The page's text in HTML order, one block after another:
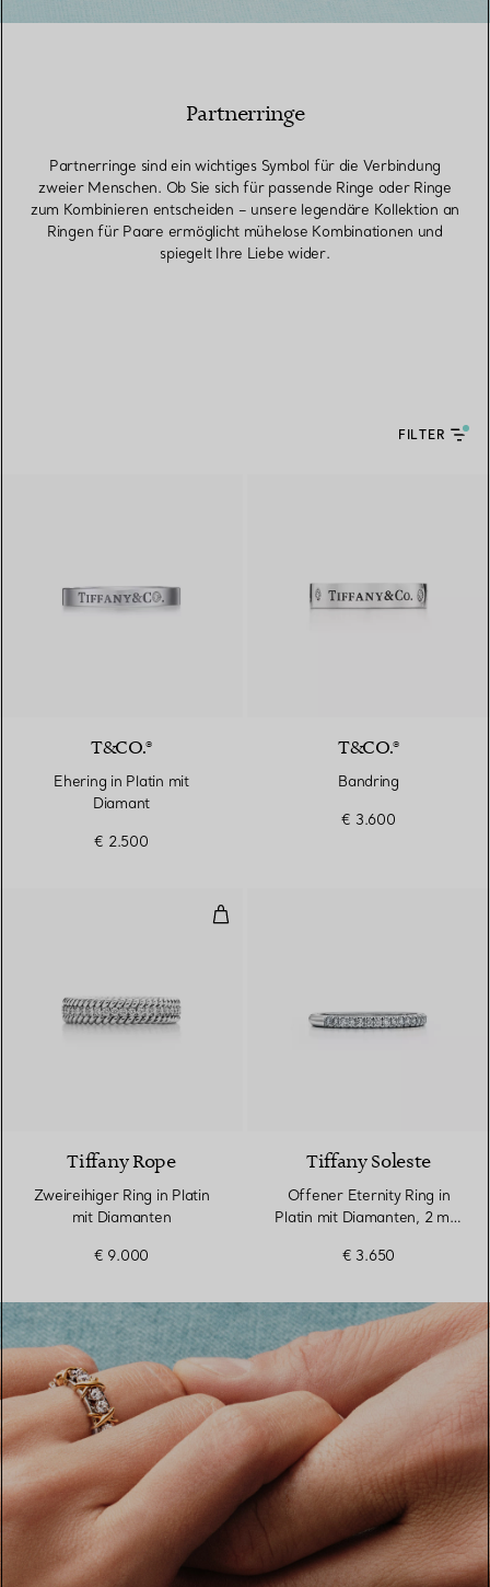
Partnerringe
Partnerringe sind ein wichtiges Symbol für die Verbindung
zweier Menschen. Ob Sie sich für passende Ringe oder Ringe
zum Kombinieren entscheiden – unsere legendäre Kollektion an
Ringen für Paare ermöglicht mühelose Kombinationen und
spiegelt Ihre Liebe wider.
FILTER
T&CO.®
Ehering in Platin mit
Diamant
€ 2.500
T&CO.®
Bandring
€ 3.600
Zweireihiger Ring in Platin mit
Tiffany Rope
Zweireihiger Ring in Platin
mit Diamanten
€ 9.000
Tiffany Soleste
Offener Eternity Ring in
Platin mit Diamanten, 2 mm
€ 3.650